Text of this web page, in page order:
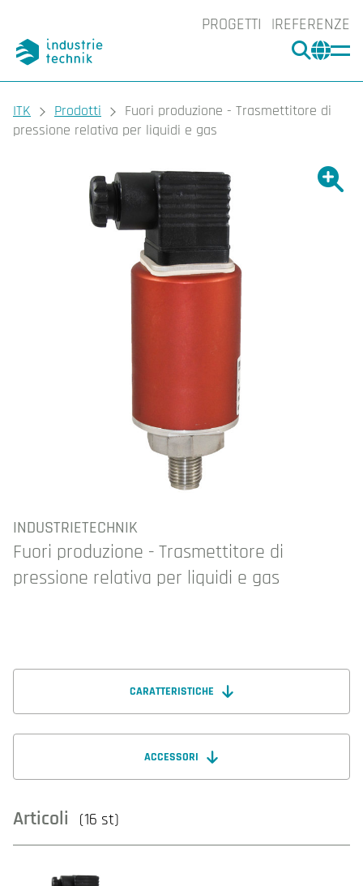
PROGETTI REFERENZE
CERCA
You are here:
ITK Prodotti
Fuori produzione - Trasmettitore di
pressione relativa per liquidi e gas
INDUSTRIETECHNIK
Fuori produzione - Trasmettitore di
pressione relativa per liquidi e gas
CARATTERISTICHE
ACCESSORI
Articoli (16 st)